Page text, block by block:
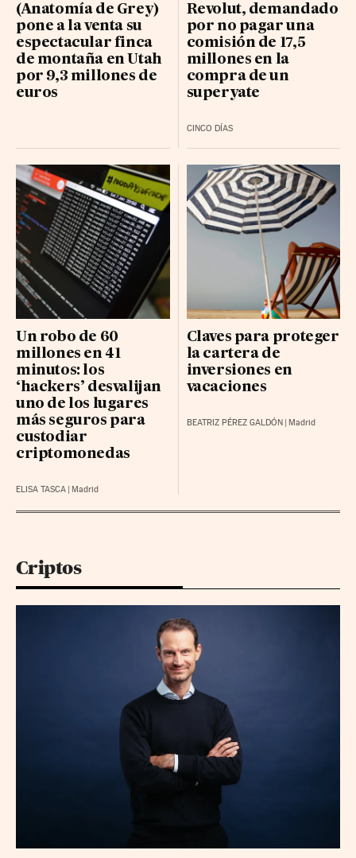
(Anatomía de Grey)
pone a la venta su
espectacular finca
de montaña en Utah
por 9,3 millones de
euros
Revolut, demandado
por no pagar una
comisión de 17,5
millones en la
compra de un
superyate
CINCO DÍAS
Un robo de 60
millones en 41
minutos: los
‘hackers’ desvalijan
uno de los lugares
más seguros para
custodiar
criptomonedas
ELISA TASCA | Madrid
Claves para proteger
la cartera de
inversiones en
vacaciones
BEATRIZ PÉREZ GALDÓN | Madrid
Criptos